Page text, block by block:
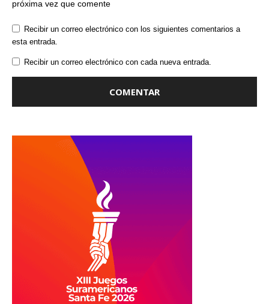
próxima vez que comente
Recibir un correo electrónico con los siguientes comentarios a
esta entrada.
Recibir un correo electrónico con cada nueva entrada.